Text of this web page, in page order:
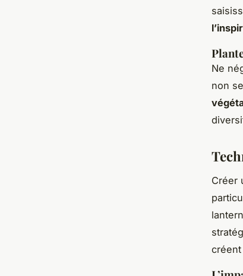
Ne
non
Créer
créent